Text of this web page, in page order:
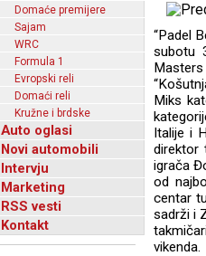
Domaće premijere
Sajam
WRC
Formula 1
Evropski reli
Domaći reli
Kružne i brdske
Auto oglasi
Novi automobili
Intervju
Marketing
RSS vesti
Kontakt
“Padel
subotu
Miks
Italije i
direktor
igrača
od
centar
sadrži i
vikenda.